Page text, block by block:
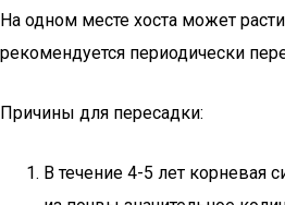
На одном месте хоста может
рекомендуется периодически
Причины для пересадки:
В течение 4-5 лет корневая